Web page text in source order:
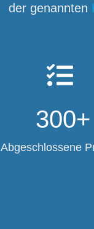
der genannten
300+
Abgeschlossene